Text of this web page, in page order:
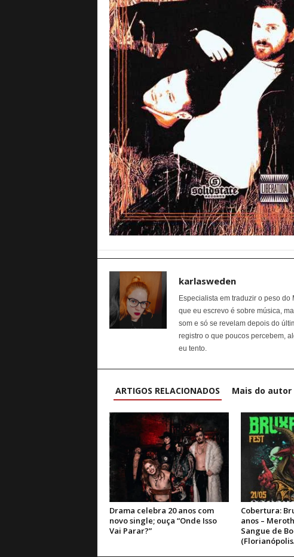
karlasweden
Especialista em traduzir o peso do
que eu escrevo é sobre música,
som e só se revelam depois do
registro o que poucos percebem,
eu tento.
ARTIGOS RELACIONADOS Mais do autor
Drama celebra 20 anos com
novo single; ouça “Onde Isso
Vai Parar?”
Cobertura:
anos –
Sangue de